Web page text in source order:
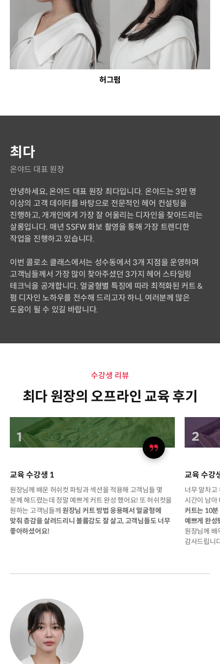
허그펌
온야드 대표 원장
최다
안녕하세요, 온야드 대표 원장 최다입니다. 온야드는 3만 명
이상의 고객 데이터를 바탕으로 전문적인 헤어 컨설팅을
진행하고, 개개인에게 가장 잘 어울리는 디자인을 찾아드리는
살롱입니다. 매년 SSFW 화보 촬영을 통해 가장 트렌디한
작업을 진행하고 있습니다.
이번 콜로소 클래스에서는 성수동에서 3개 지점을 운영하며
고객님들께서 가장 많이 찾아주셨던 3가지 헤어 스타일링
테크닉을 공개합니다. 얼굴형별 특징에 따라 최적화된 커트 &
펌 디자인 노하우를 전수해 드리고자 하니, 여러분께 많은
도움이 될 수 있길 바랍니다.
수강생 리뷰
최다 원장의 오프라인 교육 후기
교육 수강생 1
원장님께 배운 허쉬컷 파팅과 섹션을 적용해 고객님들 몇
분께 해드렸는데 정말 예쁘게 커트 완성 했어요! 또 허쉬컷을
원하는 고객님들께원장님 커트 방법 응용해서 얼굴형에
맞춰 층감을 살려드리니 볼륨감도 잘 살고, 고객님들도 너무
좋아하셨어요!
교육 수강
너무 알차고
시간이 남아
커트는 10분
예쁘게 완성
원장님께 배
감사드립니